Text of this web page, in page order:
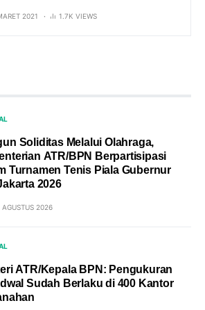
2021 1.7K VIEWS
Soliditas Melalui Olahraga,
ATR/BPN Berpartisipasi
Turnamen Tenis Piala Gubernur
2026
AGUSTUS 2026
ATR/Kepala BPN: Pengukuran
Sudah Berlaku di 400 Kantor